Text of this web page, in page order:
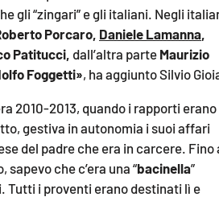
gli “zingari” e gli italiani. Negli
Porcaro, Daniele Lamanna
Patitucci, dall’altra parte Maurizio
Foggetti», ha aggiunto Silvio
2010-2013, quando i rapporti erano
gestiva in autonomia i suoi affari
del padre che era in carcere. Fino
che c’era una “bacinella”
Tutti i proventi erano destinati lì e